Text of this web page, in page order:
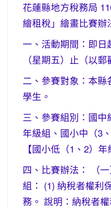
花蓮縣地方稅務局
繪租稅」繪畫比賽辦
一、活動期間：即日
（星期五）止（以郵
二、參賽對象：本
學生。
三、參賽組別：國中
年級組、國小中（3
【國小低（1、2）
四、比賽辦法： （
組： (1) 納稅者權利
務。 說明：納稅者